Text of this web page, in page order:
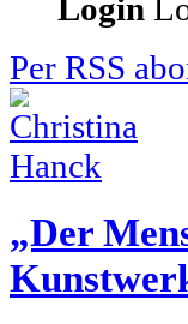
Login
Per RSS
„Der